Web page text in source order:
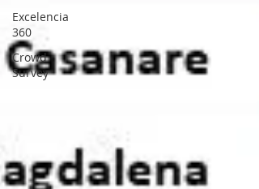
Excelencia
360
Crowd
Survey